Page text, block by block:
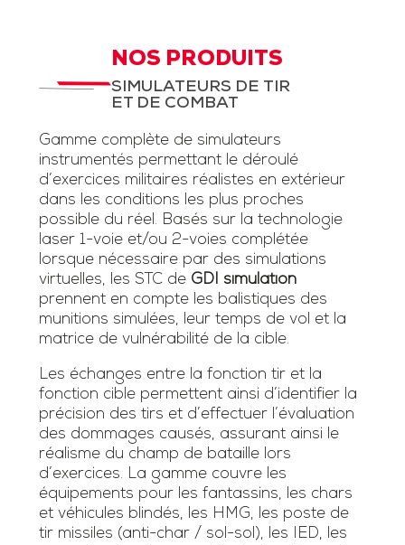
NOS PRODUITS
SIMULATEURS DE TIR
ET DE COMBAT
Gamme complète de simulateurs
instrumentés permettant le déroulé
d’exercices militaires réalistes en extérieur
dans les conditions les plus proches
possible du réel. Basés sur la technologie
laser 1-voie et/ou 2-voies complétée
lorsque nécessaire par des simulations
virtuelles, les STC de GDI simulation
prennent en compte les balistiques des
munitions simulées, leur temps de vol et la
matrice de vulnérabilité de la cible.
Les échanges entre la fonction tir et la
fonction cible permettent ainsi d’identifier la
précision des tirs et d’effectuer l’évaluation
des dommages causés, assurant ainsi le
réalisme du champ de bataille lors
d’exercices. La gamme couvre les
équipements pour les fantassins, les chars
et véhicules blindés, les HMG, les poste de
tir missiles (anti-char / sol-sol), les IED, les